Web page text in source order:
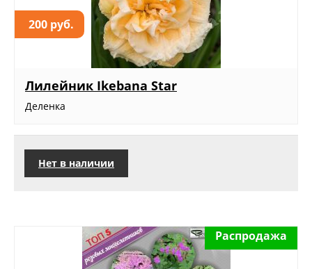
200 руб.
Лилейник Ikebana Star
Деленка
Нет в наличии
Распродажа